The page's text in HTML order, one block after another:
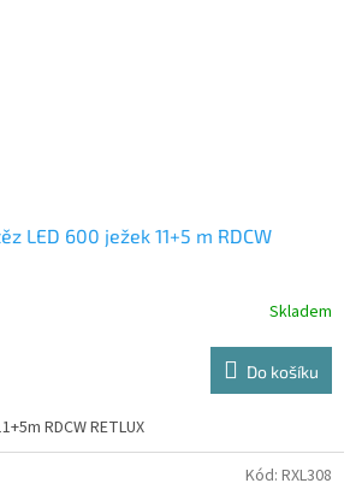
LED 600 ježek 11+5 m RDCW
Skladem
Do košíku
RDCW RETLUX
Kód: RXL308